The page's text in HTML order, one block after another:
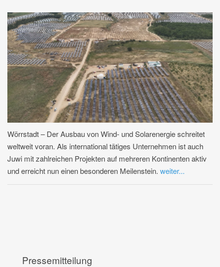
Wörrstadt – Der Ausbau von Wind- und Solarenergie schreitet
weltweit voran. Als international tätiges Unternehmen ist auch
Juwi mit zahlreichen Projekten auf mehreren Kontinenten aktiv
und erreicht nun einen besonderen Meilenstein. weiter...
Pressemitteilung